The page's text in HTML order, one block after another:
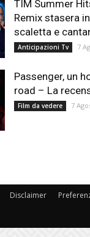
TIM Summer
Remix stasera
scaletta e
Anticipazioni Tv 7
Passenger, un
road – La
Film da vedere 7
Disclaimer